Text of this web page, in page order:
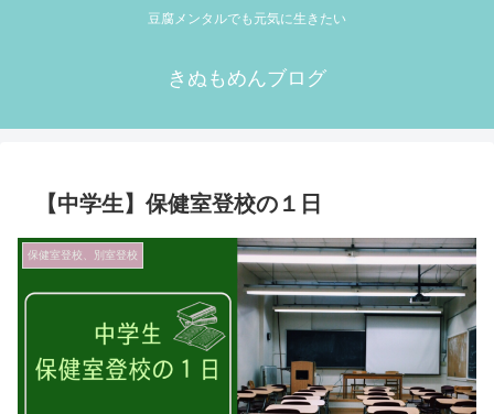
豆腐メンタルでも元気に生きたい
きぬもめんブログ
【中学生】保健室登校の１日
保健室登校、別室登校